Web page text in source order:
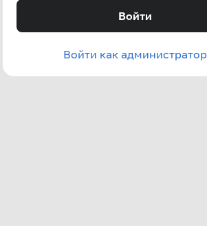
Войти
Войти как администратор